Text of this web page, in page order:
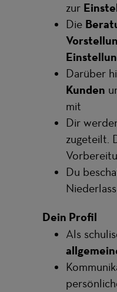
zur
Die
Darüber
Kunden
mit
Dir
zugeteilt.
Du
Dein Profil
Als